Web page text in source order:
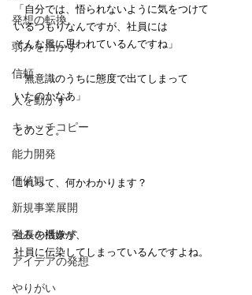
発想の転換
弱みを活かす
信頼
人を動かす
キャッチコピー
能力開発
価値観
新規事業展開
強みを活かす
アイデアの発想
やりがい
「自分では、悟られないように気をつけて
いるつもりなんですが、社員には
そんな風に思われているんですね」
「無意識のうちに態度で出てしまって
いたのかなあ」
とのこと。
これって、何かわかります？
社長の機嫌が、
社員に伝染してしまっているんですよね。